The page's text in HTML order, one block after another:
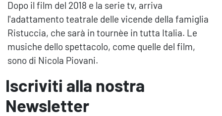
Dopo il film del 2018 e la serie tv, arriva
l'adattamento teatrale delle vicende della famiglia
Ristuccia, che sarà in tournèe in tutta Italia. Le
musiche dello spettacolo, come quelle del film,
sono di Nicola Piovani.
Iscriviti alla nostra
Newsletter